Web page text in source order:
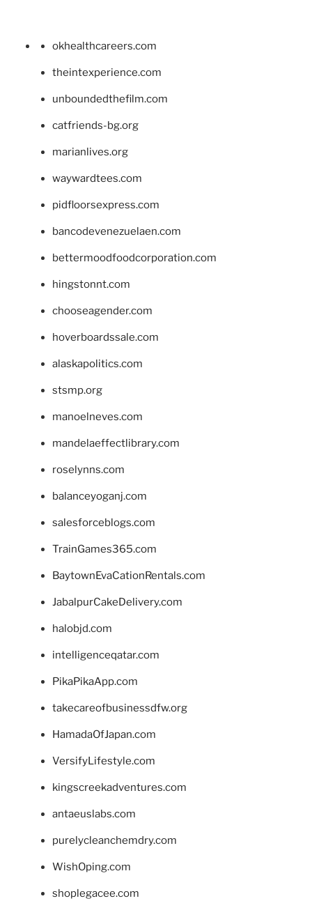
okhealthcareers.com
theintexperience.com
unboundedthefilm.com
catfriends-bg.org
marianlives.org
waywardtees.com
pidfloorsexpress.com
bancodevenezuelaen.com
bettermoodfoodcorporation.com
hingstonnt.com
chooseagender.com
hoverboardssale.com
alaskapolitics.com
stsmp.org
manoelneves.com
mandelaeffectlibrary.com
roselynns.com
balanceyoganj.com
salesforceblogs.com
TrainGames365.com
BaytownEvaCationRentals.com
JabalpurCakeDelivery.com
halobjd.com
intelligenceqatar.com
PikaPikaApp.com
takecareofbusinessdfw.org
HamadaOfJapan.com
VersifyLifestyle.com
kingscreekadventures.com
antaeuslabs.com
purelycleanchemdry.com
WishOping.com
shoplegacee.com